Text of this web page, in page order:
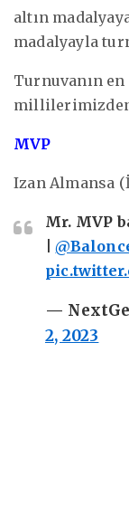
altın
madalyayla
Turnuvanın
millilerimizden
MVP
Izan Almansa
Mr. MVP
|
—
2, 2023